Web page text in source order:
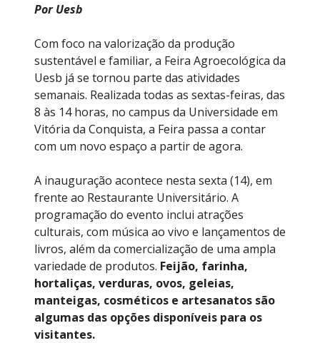
Por Uesb
Com foco na valorização da produção
sustentável e familiar, a Feira Agroecológica da
Uesb já se tornou parte das atividades
semanais. Realizada todas as sextas-feiras, das
8 às 14 horas, no campus da Universidade em
Vitória da Conquista, a Feira passa a contar
com um novo espaço a partir de agora.
A inauguração acontece nesta sexta (14), em
frente ao Restaurante Universitário. A
programação do evento inclui atrações
culturais, com música ao vivo e lançamentos de
livros, além da comercialização de uma ampla
variedade de produtos. Feijão, farinha,
hortaliças, verduras, ovos, geleias,
manteigas, cosméticos e artesanatos são
algumas das opções disponíveis para os
visitantes.